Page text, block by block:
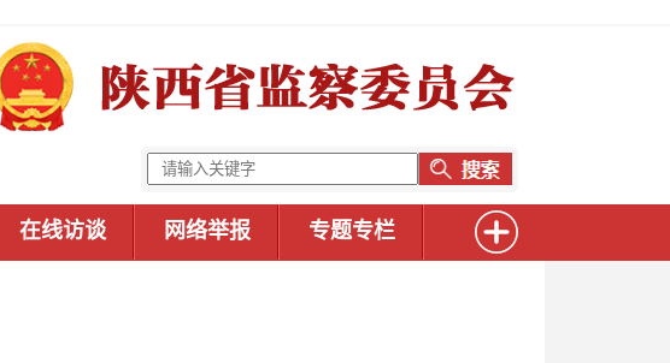
在线访谈 网络举报 专题专栏